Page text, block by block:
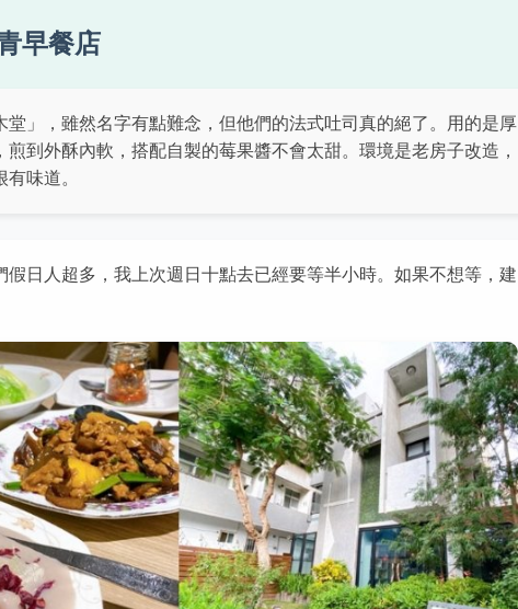
早餐店
堂」，雖然名字有點難念，但他們的法式吐司真的絕了。用的是厚
煎到外酥內軟，搭配自製的莓果醬不會太甜。環境是老房子改造，
味道。
假日人超多，我上次週日十點去已經要等半小時。如果不想等，建